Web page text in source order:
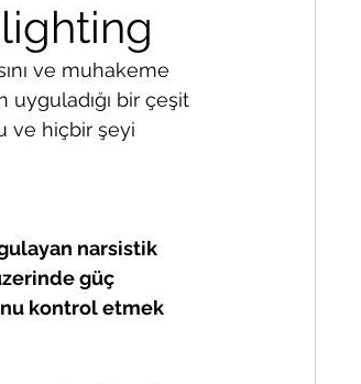
ve muhakeme
bir çeşit
ve hiçbir şeyi
narsistik
güç
kontrol etmek